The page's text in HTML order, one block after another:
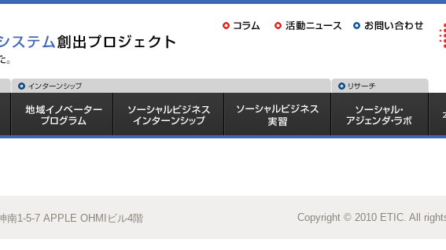
南1-5-7 APPLE OHMIビル4階 Copyright © 2010 ETIC. All